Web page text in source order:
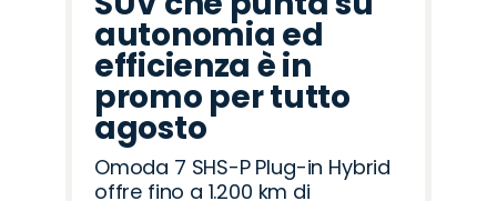
autonomia ed
efficienza è in
promo per tutto
agosto
Omoda 7 SHS-P Plug-in Hybrid
offre fino a 1.200 km di